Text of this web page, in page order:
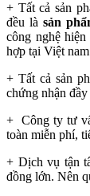
+ Tất cả sản
đều là sản
công nghệ
hợp tại Việt nam
+ Tất cả sản
chứng nhận
+ Công ty tư
toàn miễn phí,
+ Dịch vụ tận
đồng lớn. Nên